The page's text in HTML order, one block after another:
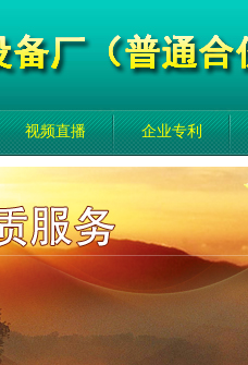
视频直播 企业专利